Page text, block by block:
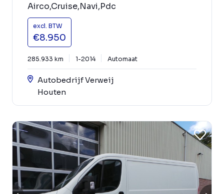
Airco,Cruise,Navi,Pdc
excl. BTW
€8.950
285.933 km 1-2014 Automaat
Autobedrijf Verweij
Houten